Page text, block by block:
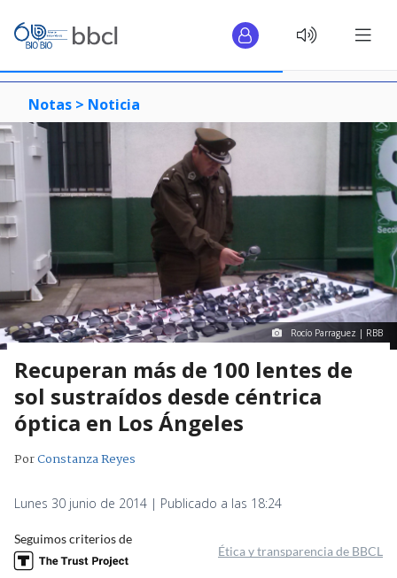
Notas > Noticia
Rocío Parraguez | RBB
Recuperan más de 100 lentes de
sol sustraídos desde céntrica
óptica en Los Ángeles
PorConstanza Reyes
Lunes 30 junio de 2014 | Publicado a las 18:24
Seguimos criterios de
Ética y transparencia de BBCL